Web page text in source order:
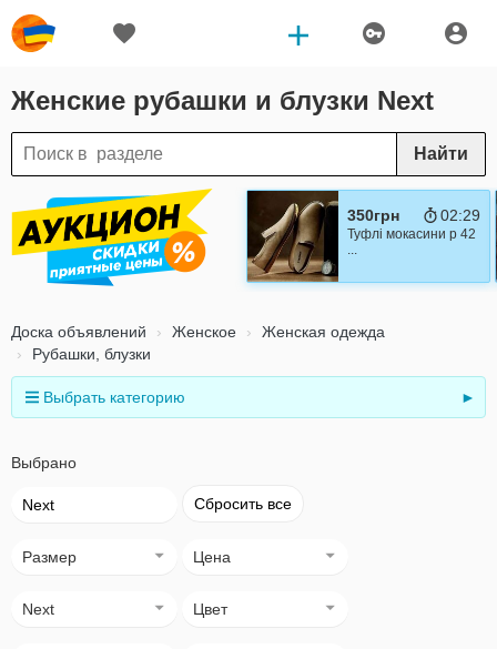
Женские рубашки и блузки Next
Найти
350грн 02:28
Туфлі мокасини р 42
...
Доска объявлений Женское
Женская одежда
Рубашки, блузки
Выбрать категорию ►
Выбрано
Next Сбросить все
Размер Цена
Next Цвет